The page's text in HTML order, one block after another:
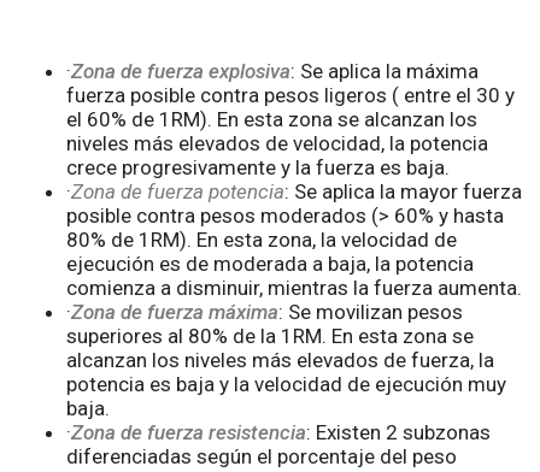
·Zona de fuerza explosiva: Se aplica la máxima
fuerza posible contra pesos ligeros ( entre el 30 y
el 60% de 1RM). En esta zona se alcanzan los
niveles más elevados de velocidad, la potencia
crece progresivamente y la fuerza es baja.
·Zona de fuerza potencia: Se aplica la mayor fuerza
posible contra pesos moderados (> 60% y hasta
80% de 1RM). En esta zona, la velocidad de
ejecución es de moderada a baja, la potencia
comienza a disminuir, mientras la fuerza aumenta.
·Zona de fuerza máxima: Se movilizan pesos
superiores al 80% de la 1RM. En esta zona se
alcanzan los niveles más elevados de fuerza, la
potencia es baja y la velocidad de ejecución muy
baja.
·Zona de fuerza resistencia: Existen 2 subzonas
diferenciadas según el porcentaje del peso